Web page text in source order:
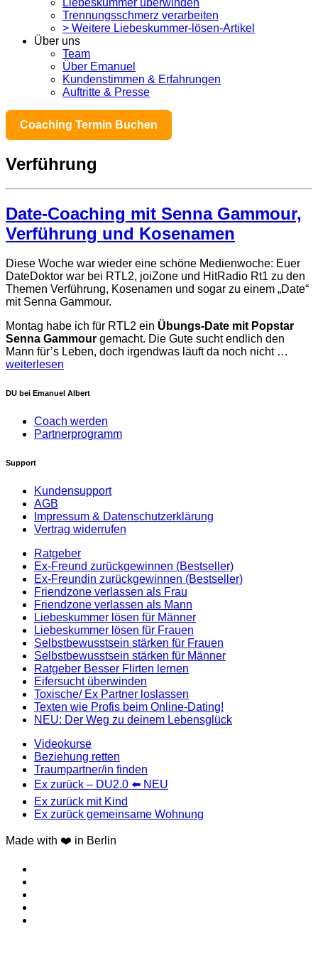
Trennungsschmerz verarbeiten
> Weitere Liebeskummer-lösen-Artikel
Über uns
Team
Über Emanuel
Kundenstimmen & Erfahrungen
Auftritte & Presse
Coaching Termin Buchen
Verführung
Date-Coaching mit Senna Gammour,
Verführung und Kosenamen
Diese Woche war wieder eine schöne Medienwoche: Euer
DateDoktor war bei RTL2, joiZone und HitRadio Rt1 zu den
Themen Verführung, Kosenamen und sogar zu einem „Date“
mit Senna Gammour.
Montag habe ich für RTL2 ein Übungs-Date mit Popstar
Senna Gammour gemacht. Die Gute sucht endlich den
Mann für’s Leben, doch irgendwas läuft da noch nicht …
weiterlesen
DU bei Emanuel Albert
Coach werden
Partnerprogramm
Support
Kundensupport
AGB
Impressum & Datenschutzerklärung
Vertrag widerrufen
Ratgeber
Ex-Freund zurückgewinnen (Bestseller)
Ex-Freundin zurückgewinnen (Bestseller)
Friendzone verlassen als Frau
Friendzone verlassen als Mann
Liebeskummer lösen für Männer
Liebeskummer lösen für Frauen
Selbstbewusstsein stärken für Frauen
Selbstbewusstsein stärken für Männer
Ratgeber Besser Flirten lernen
Eifersucht überwinden
Toxische/ Ex Partner loslassen
Texten wie Profis beim Online-Dating!
NEU: Der Weg zu deinem Lebensglück
Videokurse
Beziehung retten
Traumpartner/in finden
Ex zurück – DU2.0 ⬅️ NEU
Ex zurück mit Kind
Ex zurück gemeinsame Wohnung
Made with ❤️ in Berlin